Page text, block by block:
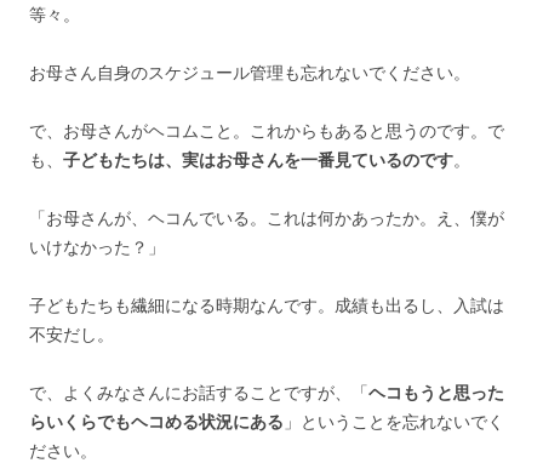
等々。
お母さん自身のスケジュール管理も忘れないでください。
で、お母さんがヘコムこと。これからもあると思うのです。で
も、 子どもたちは、実はお母さんを一番見ているのです。
「お母さんが、ヘコんでいる。これは何かあったか。え、僕が
いけなかった？」
子どもたちも繊細になる時期なんです。成績も出るし、入試は
不安だし。
で、よくみなさんにお話することですが、「ヘコもうと思った
らいくらでもヘコめる状況にある 」ということを忘れないでく
ださい。